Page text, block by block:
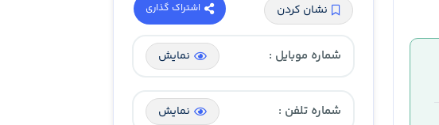
نشان کردن اشتراک گذاری
شماره موبایل : نمایش
شماره تلفن : نمایش